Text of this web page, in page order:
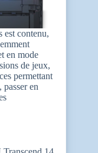
est contenu,
en mode
de jeux,
permettant
en